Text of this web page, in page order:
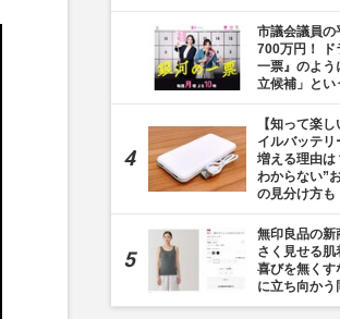
市議会議員の
700万円！ ド
一票』のよう
立候補」とい
【知って楽
イルバッテ
増える理由は
わからない”
の見分け方も
無印良品の新
さく見せる肌
喜びを無くす
に立ち向かう